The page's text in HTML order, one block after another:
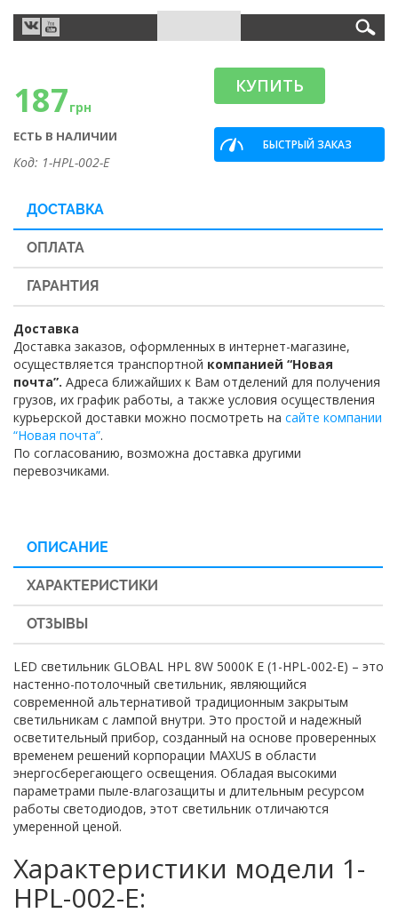
187грн
ЕСТЬ В НАЛИЧИИ
Код: 1-HPL-002-E
КУПИТЬ
БЫСТРЫЙ ЗАКАЗ
ДОСТАВКА
ОПЛАТА
ГАРАНТИЯ
Доставка
Доставка заказов, оформленных в интернет-магазине,
осуществляется транспортной компанией “Новая
почта”. Адреса ближайших к Вам отделений для получения
грузов, их график работы, а также условия осуществления
курьерской доставки можно посмотреть на сайте компании
“Новая почта”.
По согласованию, возможна доставка другими
перевозчиками.
ОПИСАНИЕ
ХАРАКТЕРИСТИКИ
ОТЗЫВЫ
LED светильник GLOBAL HPL 8W 5000K E (1-HPL-002-Е) – это
настенно-потолочный светильник, являющийся
современной альтернативой традиционным закрытым
светильникам с лампой внутри. Это простой и надежный
осветительный прибор, созданный на основе проверенных
временем решений корпорации MAXUS в области
энергосберегающего освещения. Обладая высокими
параметрами пыле-влагозащиты и длительным ресурсом
работы светодиодов, этот светильник отличаются
умеренной ценой.
Характеристики модели 1-
HPL-002-Е: